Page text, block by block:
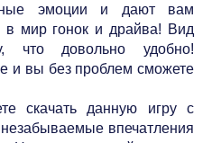
эмоции и дают вам
в мир гонок и драйва! Вид
что довольно удобно!
и вы без проблем сможете
скачать данную игру с
впечатления